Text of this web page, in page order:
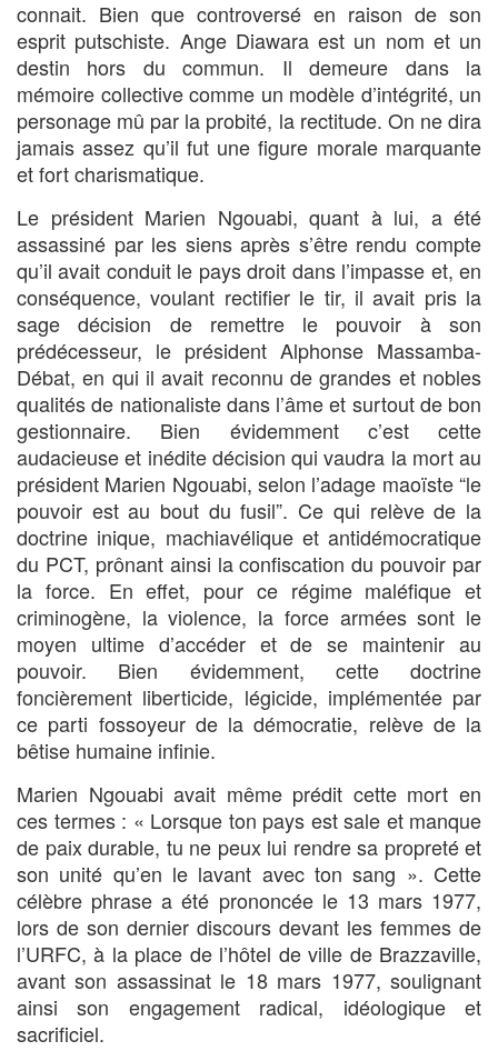
connait. Bien que controversé en raison de son
esprit putschiste. Ange Diawara est un nom et un
destin hors du commun. Il demeure dans la
mémoire collective comme un modèle d’intégrité, un
personage mû par la probité, la rectitude. On ne dira
jamais assez qu’il fut une figure morale marquante
et fort charismatique.
Le président Marien Ngouabi, quant à lui, a été
assassiné par les siens après s’être rendu compte
qu’il avait conduit le pays droit dans l’impasse et, en
conséquence, voulant rectifier le tir, il avait pris la
sage décision de remettre le pouvoir à son
prédécesseur, le président Alphonse Massamba-
Débat, en qui il avait reconnu de grandes et nobles
qualités de nationaliste dans l’âme et surtout de bon
gestionnaire. Bien évidemment c’est cette
audacieuse et inédite décision qui vaudra la mort au
président Marien Ngouabi, selon l’adage maoïste “le
pouvoir est au bout du fusil”. Ce qui relève de la
doctrine inique, machiavélique et antidémocratique
du PCT, prônant ainsi la confiscation du pouvoir par
la force. En effet, pour ce régime maléfique et
criminogène, la violence, la force armées sont le
moyen ultime d’accéder et de se maintenir au
pouvoir. Bien évidemment, cette doctrine
foncièrement liberticide, légicide, implémentée par
ce parti fossoyeur de la démocratie, relève de la
bêtise humaine infinie.
Marien Ngouabi avait même prédit cette mort en
ces termes : « Lorsque ton pays est sale et manque
de paix durable, tu ne peux lui rendre sa propreté et
son unité qu’en le lavant avec ton sang ». Cette
célèbre phrase a été prononcée le 13 mars 1977,
lors de son dernier discours devant les femmes de
l’URFC, à la place de l’hôtel de ville de Brazzaville,
avant son assassinat le 18 mars 1977, soulignant
ainsi son engagement radical, idéologique et
sacrificiel.